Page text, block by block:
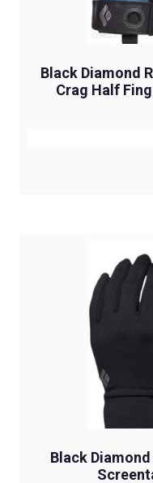
Black Diamond
Crag Half
Black